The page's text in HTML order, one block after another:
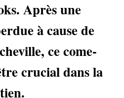
Après une
à cause de
ce come-
crucial dans la